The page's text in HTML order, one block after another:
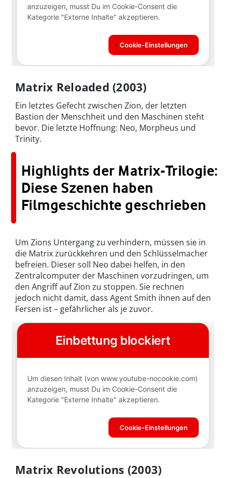
Matrix Reloaded (2003)
Ein letztes Gefecht zwischen Zion, der letzten
Bastion der Menschheit und den Maschinen steht
bevor. Die letzte Hoffnung: Neo, Morpheus und
Trinity.
Highlights der Matrix-Trilogie:
Diese Szenen haben
Filmgeschichte geschrieben
Um Zions Untergang zu verhindern, müssen sie in
die Matrix zurückkehren und den Schlüsselmacher
befreien. Dieser soll Neo dabei helfen, in den
Zentralcomputer der Maschinen vorzudringen, um
den Angriff auf Zion zu stoppen. Sie rechnen
jedoch nicht damit, dass Agent Smith ihnen auf den
Fersen ist – gefährlicher als je zuvor.
Matrix Revolutions (2003)